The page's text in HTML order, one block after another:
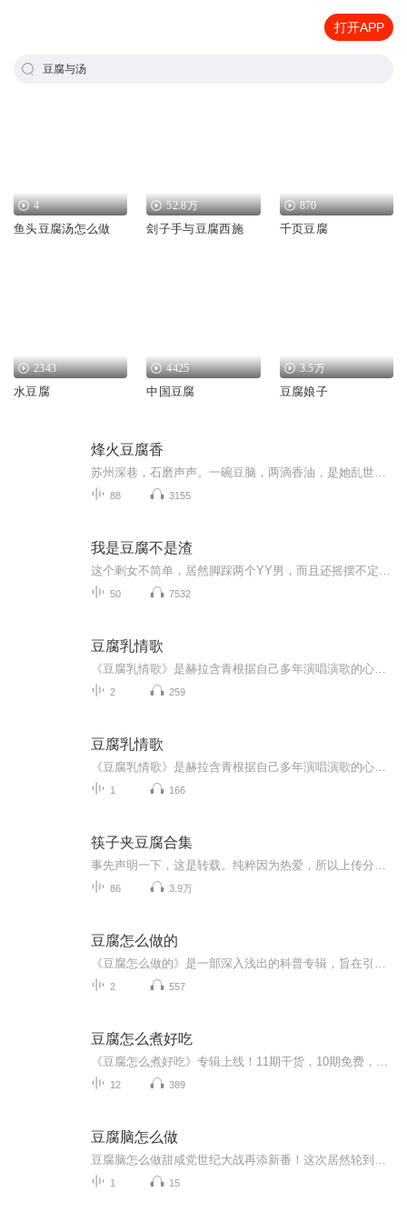
打开APP
豆腐与汤
4
鱼头豆腐汤怎么做
52.8万
刽子手与豆腐西施
870
千页豆腐
2343
水豆腐
4425
中国豆腐
3.5万
豆腐娘子
烽火豆腐香
88 3155
我是豆腐不是渣
50 7532
豆腐乳情歌
2 259
豆腐乳情歌
1 166
筷子夹豆腐合集
86 3.9万
豆腐怎么做的
2 557
豆腐怎么煮好吃
12 389
豆腐脑怎么做
1 15